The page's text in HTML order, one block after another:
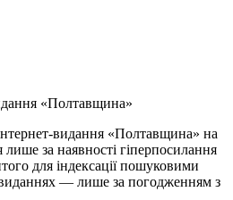
«Полтавщина»
видання «Полтавщина» на
лише за наявності гіперпосилання
для індексації пошуковими
— лише за погодженням з